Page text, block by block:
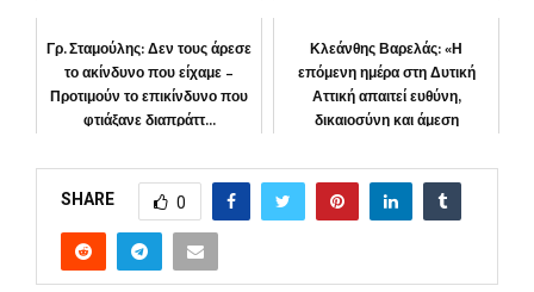
Γρ. Σταμούλης: Δεν τους άρεσε
το ακίνδυνο που είχαμε –
Προτιμούν το επικίνδυνο που
φτιάξανε διαπράττ...
ΚΟΙΝΩΝΙΑ
Κλεάνθης Βαρελάς: «Η
επόμενη ημέρα στη Δυτική
Αττική απαιτεί ευθύνη,
δικαιοσύνη και άμεση
ΠΕΡΙΦΕΡΕΙΑ
SHARE 0